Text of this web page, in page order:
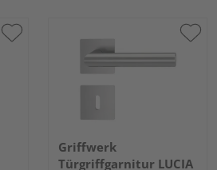
Griffwerk
Türgriffgarnitur LUCIA